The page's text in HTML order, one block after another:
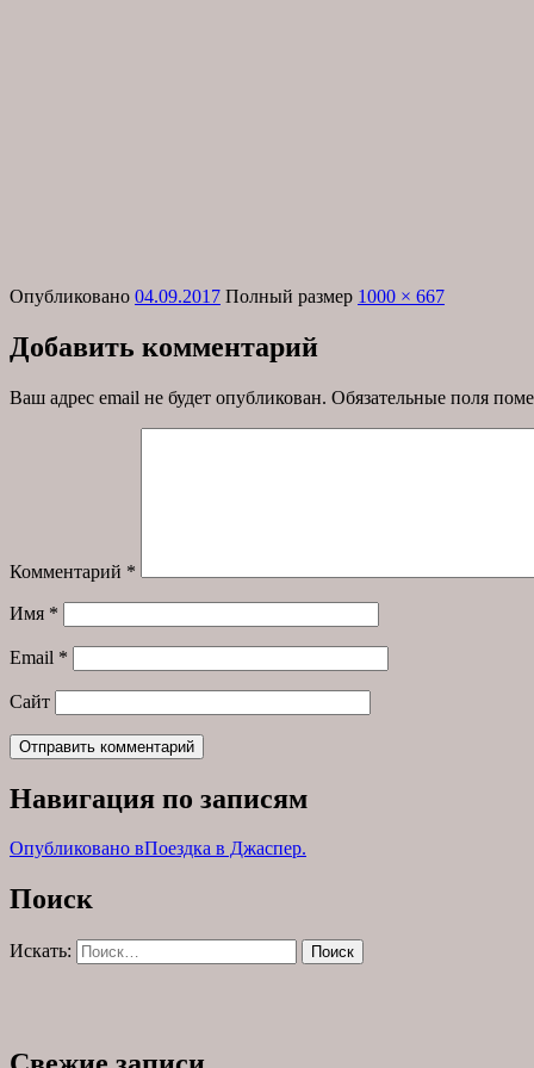
Опубликовано 04.09.2017 Полный размер 1000 × 667
Добавить комментарий
Ваш адрес email не будет опубликован. Обязательные поля
Комментарий *
Имя *
Email *
Сайт
Навигация по записям
Опубликовано вПоездка в Джаспер.
Поиск
Искать: Поиск